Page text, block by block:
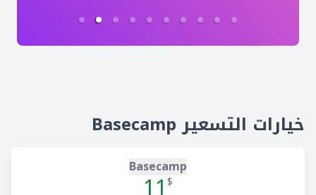
خيارات التسعير Basecamp
Basecamp
$